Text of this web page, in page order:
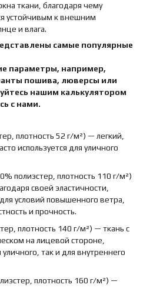
ткани, благодаря чему
устойчивым к внешним
и влага.
самые популярные
параметры, например,
пошива, люверсы или
нашим калькулятором
с нами.
плотность 52 г/м²) — легкий,
используется для уличного
полиэстер, плотность 110 г/м²)
своей эластичности,
условий повышенного ветра,
и прочность.
плотность 140 г/м²) — ткань с
на лицевой стороне,
уличного, так и для внутреннего
плотность 160 г/м²) —